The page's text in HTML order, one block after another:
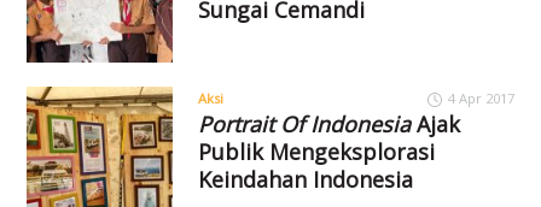
Sungai Cemandi
Aksi 4 Apr 2017
Portrait Of IndonesiaAjak
Publik Mengeksplorasi
Keindahan Indonesia